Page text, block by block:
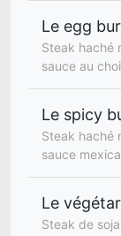
Le egg
Steak haché
sauce au
Le spicy
Steak haché
sauce
Le
Steak de